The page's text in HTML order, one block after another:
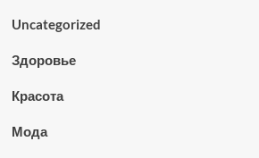
Uncategorized
Здоровье
Красота
Мода